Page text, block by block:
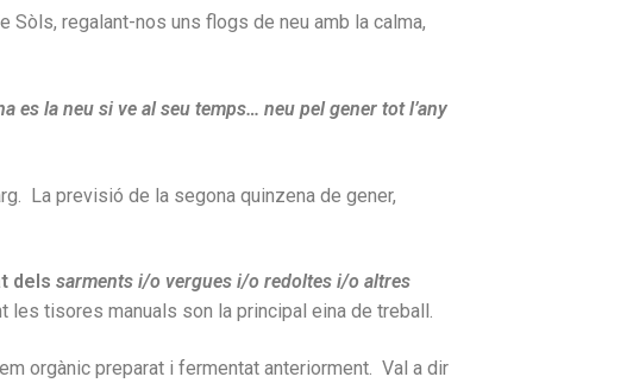
Sòls, regalant-nos uns flogs de neu amb la calma,
la neu si ve al seu temps… neu pel gener tot l’any
La previsió de la segona quinzena de gener,
dels sarments i/o vergues i/o redoltes i/o altres
tisores manuals son la principal eina de treball.
orgànic preparat i fermentat anteriorment. Val a dir